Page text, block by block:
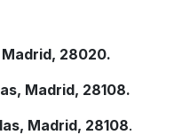
28020.
Madrid, 28108.
Madrid, 28108.